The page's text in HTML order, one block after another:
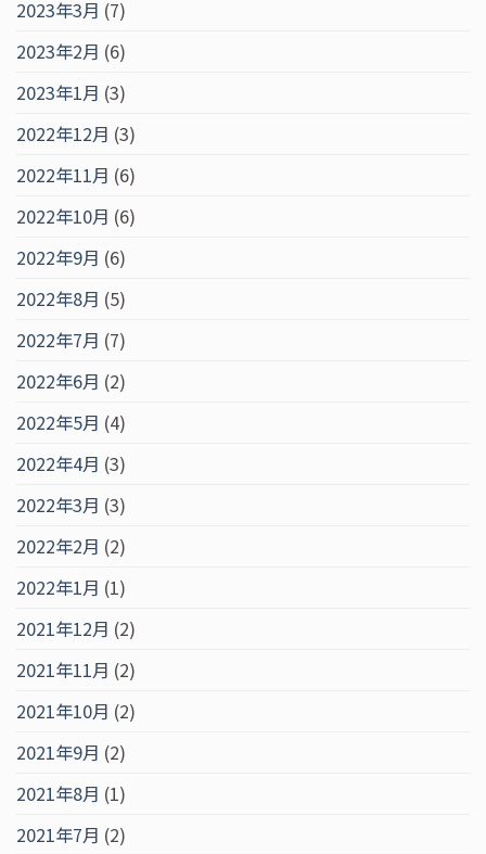
2023年3月 (7)
2023年2月 (6)
2023年1月 (3)
2022年12月 (3)
2022年11月 (6)
2022年10月 (6)
2022年9月 (6)
2022年8月 (5)
2022年7月 (7)
2022年6月 (2)
2022年5月 (4)
2022年4月 (3)
2022年3月 (3)
2022年2月 (2)
2022年1月 (1)
2021年12月 (2)
2021年11月 (2)
2021年10月 (2)
2021年9月 (2)
2021年8月 (1)
2021年7月 (2)